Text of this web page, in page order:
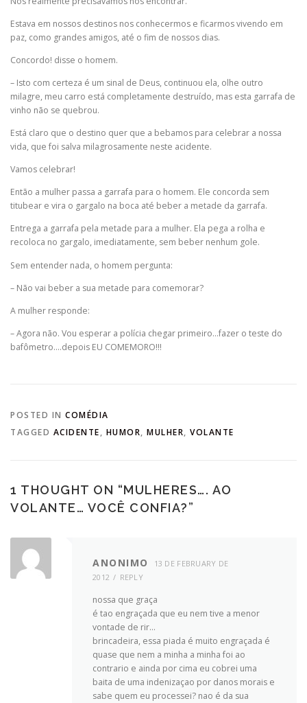
Estava em nossos destinos nos conhecermos e ficarmos vivendo em
paz, como grandes amigos, até o fim de nossos dias.
Concordo! disse o homem.
– Isto com certeza é um sinal de Deus, continuou ela, olhe outro
milagre, meu carro está completamente destruído, mas esta garrafa de
vinho não se quebrou.
Está claro que o destino quer que a bebamos para celebrar a nossa
vida, que foi salva milagrosamente neste acidente.
Vamos celebrar!
Então a mulher passa a garrafa para o homem. Ele concorda sem
titubear e vira o gargalo na boca até beber a metade da garrafa.
Entrega a garrafa pela metade para a mulher. Ela pega a rolha e
recoloca no gargalo, imediatamente, sem beber nenhum gole.
Sem entender nada, o homem pergunta:
– Não vai beber a sua metade para comemorar?
A mulher responde:
– Agora não. Vou esperar a polícia chegar primeiro…fazer o teste do
bafômetro….depois EU COMEMORO!!!
POSTED IN COMÉDIA
TAGGED ACIDENTE, HUMOR, MULHER, VOLANTE
1 THOUGHT ON “MULHERES…. AO
VOLANTE… VOCÊ CONFIA?”
ANONIMO
13 DE FEBRUARY DE
2012
REPLY
nossa que graça
é tao engraçada que eu nem tive a menor
vontade de rir…
brincadeira, essa piada é muito engraçada é
quase que nem a minha a minha foi ao
contrario e ainda por cima eu cobrei uma
baita de uma indenizaçao por danos morais e
sabe quem eu processei? nao é da sua